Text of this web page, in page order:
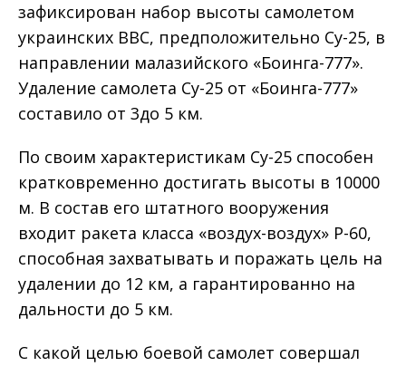
зафиксирован набор высоты самолетом
украинских ВВС, предположительно Су-25, в
направлении малазийского «Боинга-777».
Удаление самолета Су-25 от «Боинга-777»
составило от 3до 5 км.
По своим характеристикам Су-25 способен
кратковременно достигать высоты в 10000
м. В состав его штатного вооружения
входит ракета класса «воздух-воздух» Р-60,
способная захватывать и поражать цель на
удалении до 12 км, а гарантированно на
дальности до 5 км.
С какой целью боевой самолет совершал